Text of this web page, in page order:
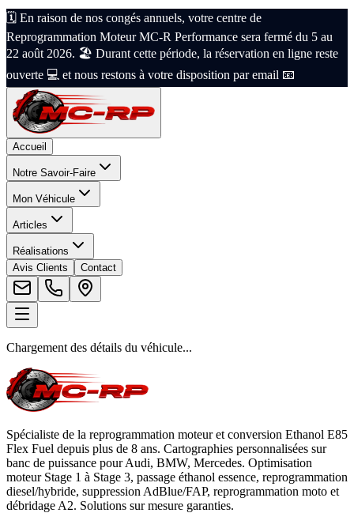
🗓️ En raison de nos congés annuels, votre centre de
Reprogrammation Moteur MC-R Performance sera fermé du 5 au
22 août 2026. 🏖️ Durant cette période, la réservation en ligne reste
ouverte 💻 et nous restons à votre disposition par email 📧
Accueil
Notre Savoir-Faire
Mon Véhicule
Articles
Réalisations
Avis Clients
Contact
Chargement des détails du véhicule...
Spécialiste de la reprogrammation moteur et conversion Ethanol E85
Flex Fuel depuis plus de 8 ans. Cartographies personnalisées sur
banc de puissance pour Audi, BMW, Mercedes. Optimisation
moteur Stage 1 à Stage 3, passage éthanol essence, reprogrammation
diesel/hybride, suppression AdBlue/FAP, reprogrammation moto et
débridage A2. Solutions sur mesure garanties.